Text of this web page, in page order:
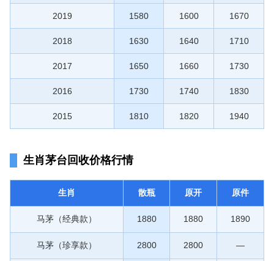
2019 1580 1600 1670
2018 1630 1640 1710
2017 1650 1660 1730
2016 1730 1740 1830
2015 1810 1820 1940
生肖茅台回收价格行情
生肖 散瓶 原开 原件
马茅（经典款） 1880 1880 1890
马茅（珍享款） 2800 2800 —